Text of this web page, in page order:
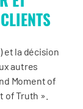
et la décision
autres
Moment of
of Truth ».